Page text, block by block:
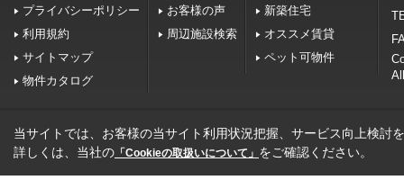
プライバシーポリシー
利用規約
サイトマップ
物件カタログ
お客様の声
周辺施設検索
新築住宅
オススメ賃貸
ペット可物件
当サイトでは、お客様の当サイト利用状況把握、サービス向上検討
詳しくは、当社の 「Cookieの取扱いについて」 をご確認ください。